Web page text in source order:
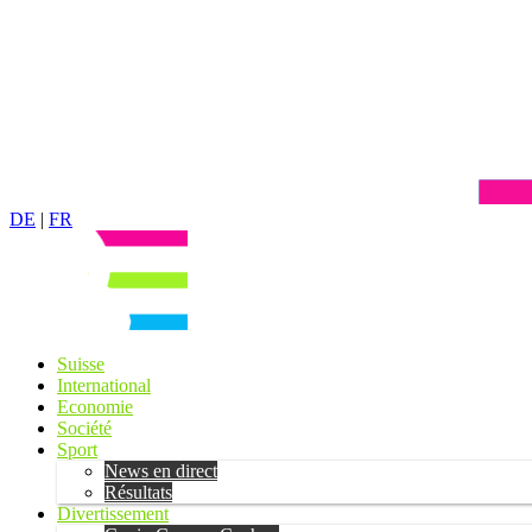
DE | FR
Suisse
International
Economie
Société
Sport
News en direct
Résultats
Divertissement